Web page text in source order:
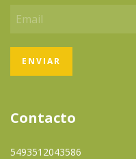
Contacto
5493512043586